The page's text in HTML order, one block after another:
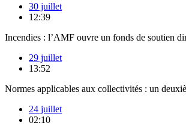
30 juillet
12:39
Incendies : l’AMF ouvre un fonds de soutien
29 juillet
13:52
Normes applicables aux collectivités : un
24 juillet
02:10